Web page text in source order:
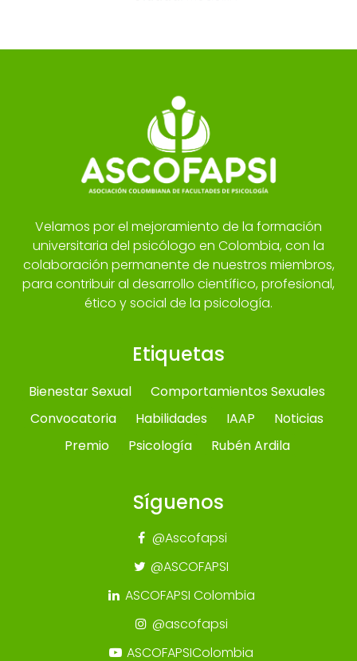
Velamos por el mejoramiento de la formación
universitaria del psicólogo en Colombia, con la
colaboración permanente de nuestros miembros,
para contribuir al desarrollo científico, profesional,
ético y social de la psicología.
Etiquetas
Bienestar Sexual
Comportamientos Sexuales
Convocatoria
Habilidades IAAP
Noticias
Premio
Psicología Rubén Ardila
Síguenos
@Ascofapsi
@ASCOFAPSI
ASCOFAPSI Colombia
@ascofapsi
ASCOFAPSIColombia